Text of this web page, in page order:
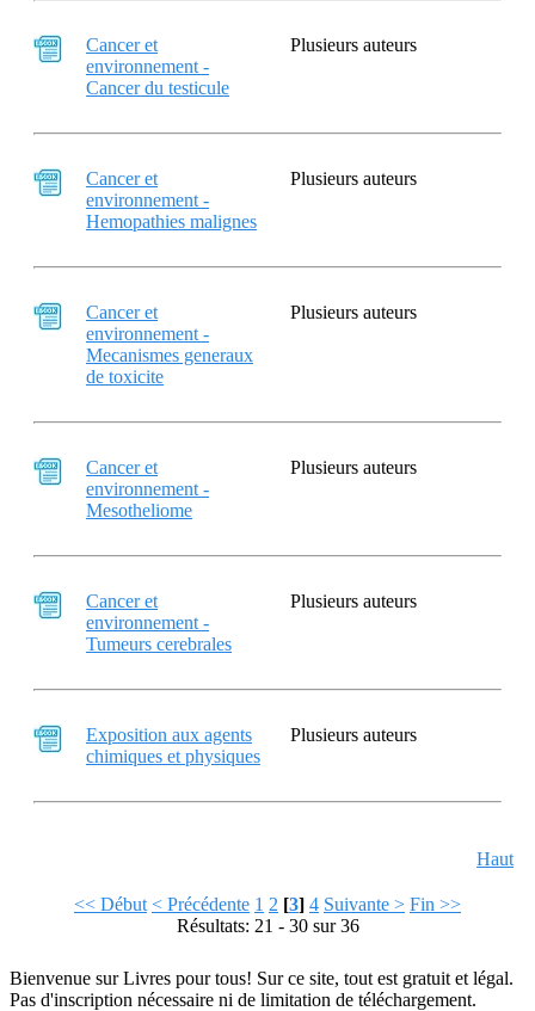
Cancer et
environnement -
Cancer du testicule
Plusieurs auteurs
Cancer et
environnement -
Hemopathies malignes
Plusieurs auteurs
Cancer et
environnement -
Mecanismes generaux
de toxicite
Plusieurs auteurs
Cancer et
environnement -
Mesotheliome
Plusieurs auteurs
Cancer et
environnement -
Tumeurs cerebrales
Plusieurs auteurs
Exposition aux agents
chimiques et physiques
Plusieurs auteurs
Haut
<< Début < Précédente 1 2 [3] 4 Suivante > Fin >>
Résultats: 21 - 30 sur 36
Bienvenue sur Livres pour tous! Sur ce site, tout est gratuit et légal.
Pas d'inscription nécessaire ni de limitation de téléchargement.